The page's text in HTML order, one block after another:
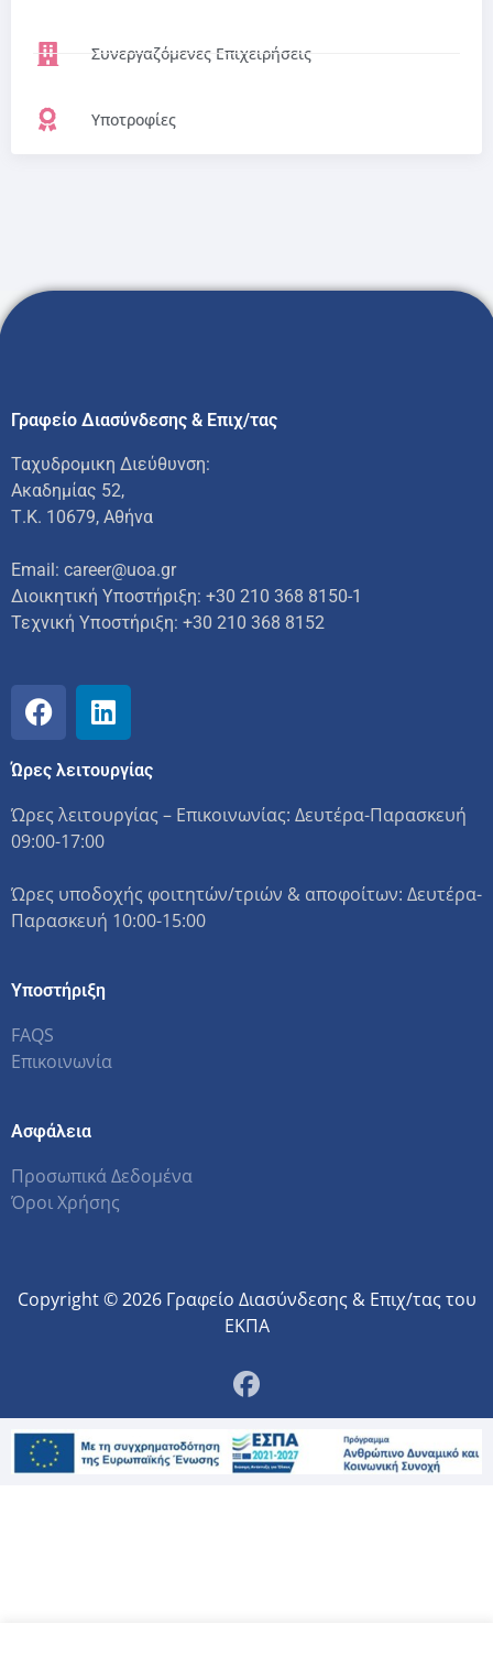
Συνεργαζόμενες Επιχειρήσεις
Υποτροφίες
Γραφείο Διασύνδεσης & Επιχ/τας
Ταχυδρομικη Διεύθυνση:
Ακαδημίας 52,
Τ.Κ. 10679, Αθήνα
Email: career@uoa.gr
Διοικητική Υποστήριξη: +30 210 368 8150-1
Τεχνική Υποστήριξη: +30 210 368 8152
Ώρες λειτουργίας
Ώρες λειτουργίας – Επικοινωνίας: Δευτέρα-Παρασκευή
09:00-17:00
Ώρες υποδοχής φοιτητών/τριών & αποφοίτων: Δευτέρα-
Παρασκευή 10:00-15:00
Υποστήριξη
FAQS
Επικοινωνία
Ασφάλεια
Προσωπικά Δεδομένα
Όροι Χρήσης
Copyright © 2026 Γραφείο Διασύνδεσης & Επιχ/τας του
ΕΚΠΑ